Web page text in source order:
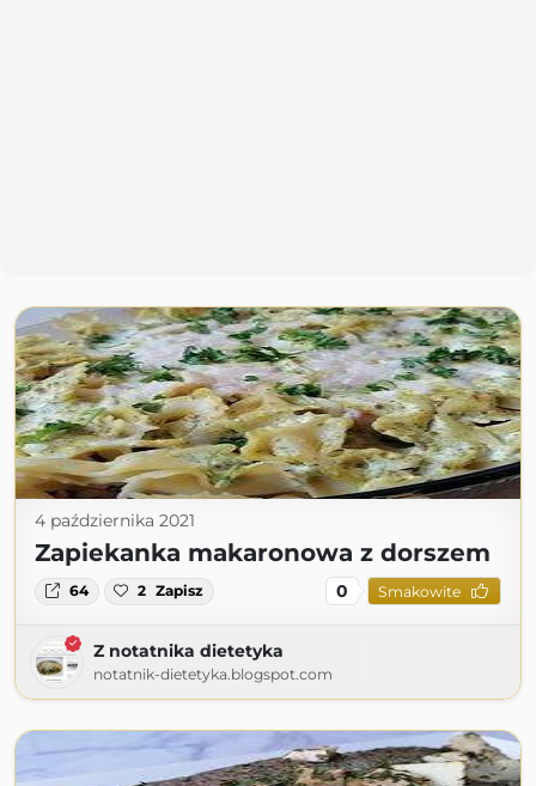
4 października 2021
Zapiekanka makaronowa z dorszem
64 2 Zapisz 0 Smakowite
Z notatnika dietetyka
notatnik-dietetyka.blogspot.com